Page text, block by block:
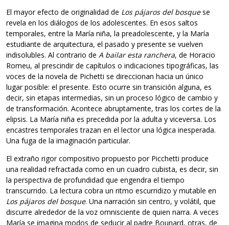
El mayor efecto de originalidad de Los pájaros del bosquese
revela en los diálogos de los adolescentes. En esos saltos
temporales, entre la María niña, la preadolescente, y la María
estudiante de arquitectura, el pasado y presente se vuelven
indisolubles. Al contrario de A bailar esta ranchera, de Horacio
Romeu, al prescindir de capítulos o indicaciones tipográficas, las
voces de la novela de Pichetti se direccionan hacia un único
lugar posible: el presente. Esto ocurre sin transición alguna, es
decir, sin etapas intermedias, sin un proceso lógico de cambio y
de transformación. Acontece abruptamente, tras los cortes de la
elipsis. La María niña es precedida por la adulta y viceversa. Los
encastres temporales trazan en el lector una lógica inesperada.
Una fuga de la imaginación particular.
El extraño rigor compositivo propuesto por Picchetti produce
una realidad refractada como en un cuadro cubista, es decir, sin
la perspectiva de profundidad que engendra el tiempo
transcurrido. La lectura cobra un ritmo escurridizo y mutable en
Los pájaros del bosque. Una narración sin centro, y volátil, que
discurre alrededor de la voz omnisciente de quien narra. A veces
María se imagina modos de seducir al padre Bounard, otras, de